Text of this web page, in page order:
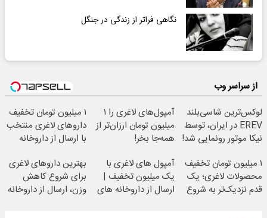
نگاهی فراتر از زندگی در جنگل
از سراسر وب
لوکس‌ترین شاسی‌بلند
EREV در ایران، توسط
نیکا موتور رونمایی شد!
آمپول‌های لاغری را ۱
میلیون تومان ارزان‌تر از
همه‌جا بخر!
۱ میلیون تومان تخفیف
داروهای لاغری منتخب
با ارسال از داروخانه
۱ میلیون تومان تخفیف
محصولات لاغری؛ یک
قدم نزدیک‌تر به شروع
آمپول های لاغری با
یک میلیون تخفیف |
ارسال از داروخانه های
بهترین داروهای لاغری
برای شروع کاهش
وزن، ارسال از داروخانه